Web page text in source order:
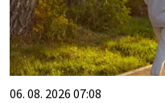
06. 08. 2026 07:08